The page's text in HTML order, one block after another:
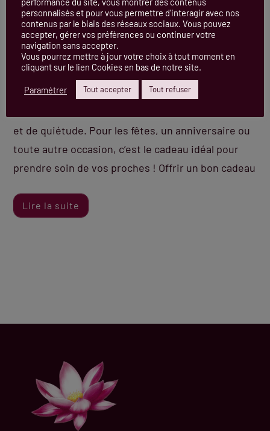
Atout Beauté vous propose une idée cadeau
originale ! Offrir un bon cadeau dans l’institut
et de quiétude. Pour les fêtes, un anniversaire ou
toute autre occasion, c’est le cadeau idéal pour
prendre soin de vos proches ! Offrir un bon cadeau
Lire la suite
personnalisés et pour vous permettre d'interagir avec nos
contenus par le biais des réseaux sociaux. Vous pouvez
accepter, gérer vos préférences ou continuer votre
navigation sans accepter.
Vous pourrez mettre à jour votre choix à tout moment en
cliquant sur le lien Cookies en bas de notre site.
Paramétrer Tout accepter Tout refuser